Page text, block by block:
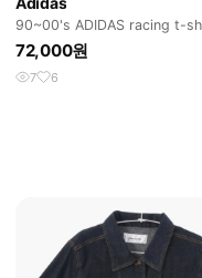
90~00's ADIDAS racing t-
72,000원
7 6